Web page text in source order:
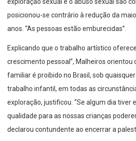
posicionou-se contrário à redução da
anos. “As pessoas estão emburecidas”.
Explicando que o trabalho artístico
crescimento pessoal”, Malheiros orientou
familiar é proibido no Brasil, sob
trabalho infantil, em todas as
exploração, justificou. “Se algum dia tiver
qualidade para as nossas crianças
declarou contundente ao encerrar a